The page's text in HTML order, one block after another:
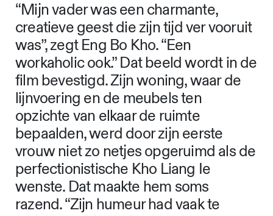
“Mijn vader was een charmante,
creatieve geest die zijn tijd ver vooruit
was”, zegt Eng Bo Kho. “Een
workaholic ook.” Dat beeld wordt in de
film bevestigd. Zijn woning, waar de
lijnvoering en de meubels ten
opzichte van elkaar de ruimte
bepaalden, werd door zijn eerste
vrouw niet zo netjes opgeruimd als de
perfectionistische Kho Liang Ie
wenste. Dat maakte hem soms
razend. “Zijn humeur had vaak te